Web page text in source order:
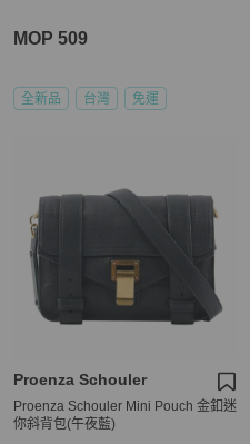
MOP 509
全新品 台灣 免運
Proenza Schouler
Proenza Schouler Mini Pouch 金釦迷
你斜背包(午夜藍)